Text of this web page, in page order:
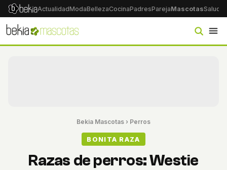
ActualidadModaBellezaCocinaPadresParejaMascotasSalud
Bekia Mascotas › Perros
BONITA RAZA
Razas de perros: Westie